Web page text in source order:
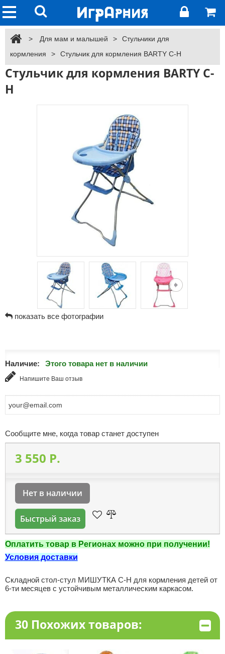
> Для мам и малышей >
Стульчики для
кормления
> Стульчик для кормления BARTY С-Н
Стульчик для кормления BARTY С-
Н
показать все фотографии
Наличие: Этого товара нет в наличии
Напишите Ваш отзыв
Сообщите мне, когда товар станет доступен
3 550 P.
Нет в наличии
Быстрый заказ
Оплатить товар в Регионах можно при получении!
Условия доставки
Складной стол-стул МИШУТКА С-Н для кормления детей от
6-ти месяцев с устойчивым металлическим каркасом.
30 Похожих товаров: